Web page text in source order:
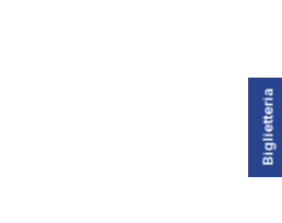
Biglietteria